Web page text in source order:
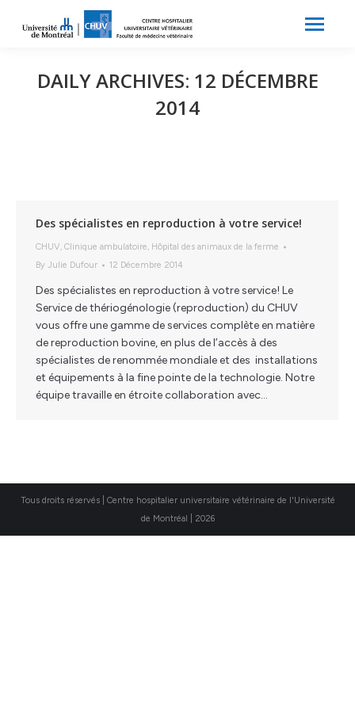
DAILY ARCHIVES: 12 DÉCEMBRE
2014
Des spécialistes en reproduction à votre service!
CHUV, Clinique ambulatoire, Hôpital des animaux de la ferme
By Julie Dufour 12 Décembre 2014
Des spécialistes en reproduction à votre service! Le
Service de thériogénologie (reproduction) du CHUV
vous offre une gamme de services complète en matière
de reproduction bovine, en plus de l’accès à des
spécialistes de renommée mondiale et des installations
et équipements à la fine pointe de la technologie. Notre
équipe travaille en étroite collaboration avec…
Tous droits réservés | Centre hospitalier universitaire vétérinaire de l'Université
de Montréal | 2026